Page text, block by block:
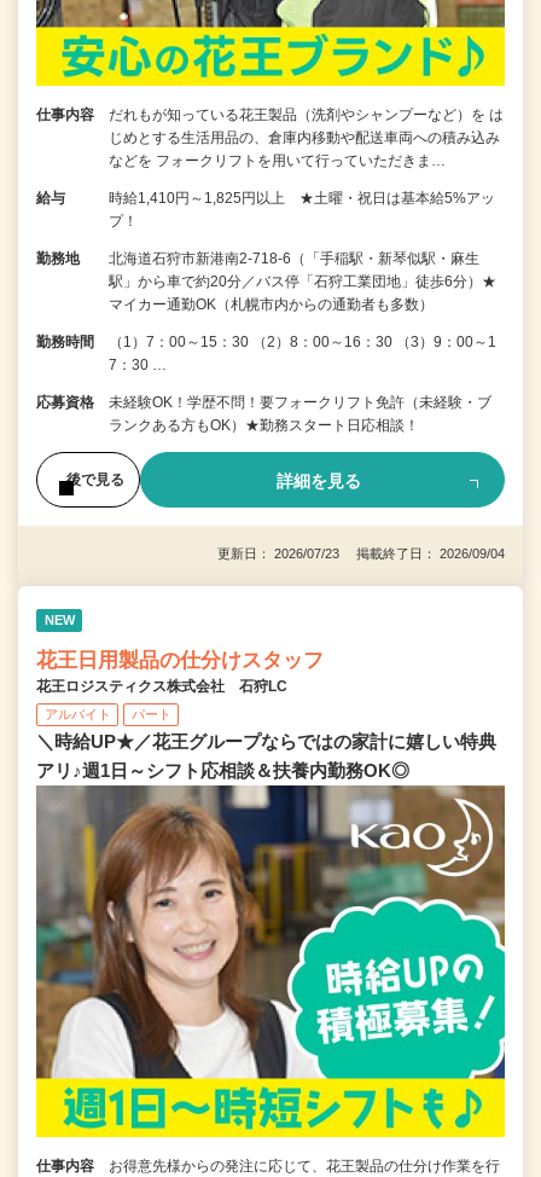
仕事内容
だれもが知っている花王製品（洗剤やシャンプーなど）を は
じめとする生活用品の、倉庫内移動や配送車両への積み込み
などを フォークリフトを用いて行っていただきま…
給与
時給1,410円～1,825円以上 ★土曜・祝日は基本給5%アッ
プ！
勤務地
北海道石狩市新港南2-718-6（「手稲駅・新琴似駅・麻生
駅」から車で約20分／バス停「石狩工業団地」徒歩6分）★
マイカー通勤OK（札幌市内からの通勤者も多数）
勤務時間
（1）7：00～15：30 （2）8：00～16：30 （3）9：00～1
7：30 …
応募資格
未経験OK！学歴不問！要フォークリフト免許（未経験・ブ
ランクある方もOK）★勤務スタート日応相談！
後で見る 詳細を見る
更新日： 2026/07/23 掲載終了日： 2026/09/04
NEW
花王日用製品の仕分けスタッフ
花王ロジスティクス株式会社 石狩LC
アルバイト パート
＼時給UP★／花王グループならではの家計に嬉しい特典
アリ♪週1日～シフト応相談＆扶養内勤務OK◎
仕事内容
お得意先様からの発注に応じて、花王製品の仕分け作業を行